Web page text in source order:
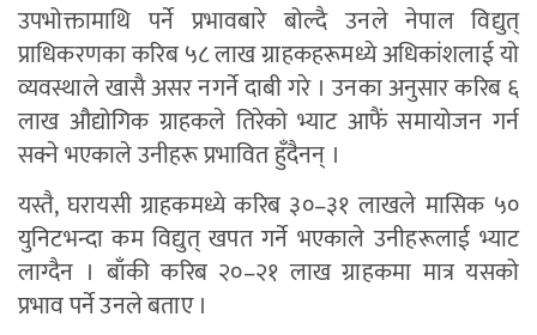
उपभोक्तामाथि पर्ने प्रभावबारे बोल्दै उनले नेपाल विद्युत्
प्राधिकरणका करिब ५८ लाख ग्राहकहरूमध्ये अधिकांशलाई यो
व्यवस्थाले खासै असर नगर्ने दाबी गरे । उनका अनुसार करिब ६
लाख औद्योगिक ग्राहकले तिरेको भ्याट आफैं समायोजन गर्न
सक्ने भएकाले उनीहरू प्रभावित हुँदैनन् ।
यस्तै, घरायसी ग्राहकमध्ये करिब ३०–३१ लाखले मासिक ५०
युनिटभन्दा कम विद्युत् खपत गर्ने भएकाले उनीहरूलाई भ्याट
लाग्दैन । बाँकी करिब २०–२१ लाख ग्राहकमा मात्र यसको
प्रभाव पर्ने उनले बताए ।